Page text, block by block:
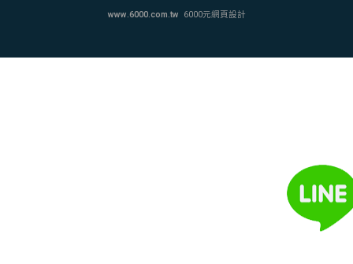
www.6000.com.tw 6000元網頁設計